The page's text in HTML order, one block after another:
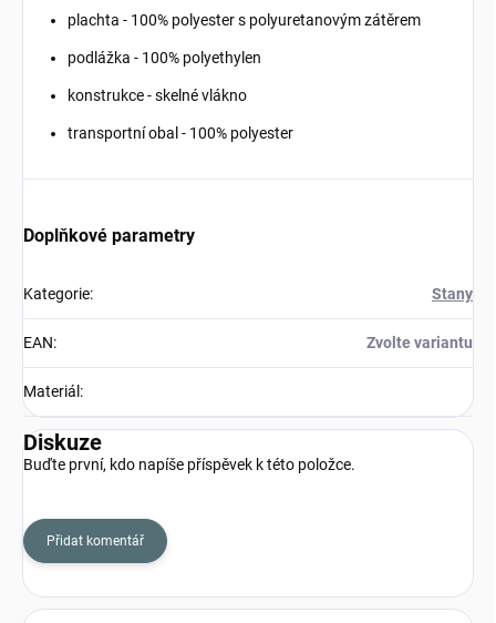
plachta - 100% polyester s polyuretanovým zátěrem
podlážka - 100% polyethylen
konstrukce - skelné vlákno
transportní obal - 100% polyester
Doplňkové parametry
Kategorie: Stany
EAN: Zvolte variantu
Materiál :
Diskuze
Buďte první, kdo napíše příspěvek k této položce.
Přidat komentář